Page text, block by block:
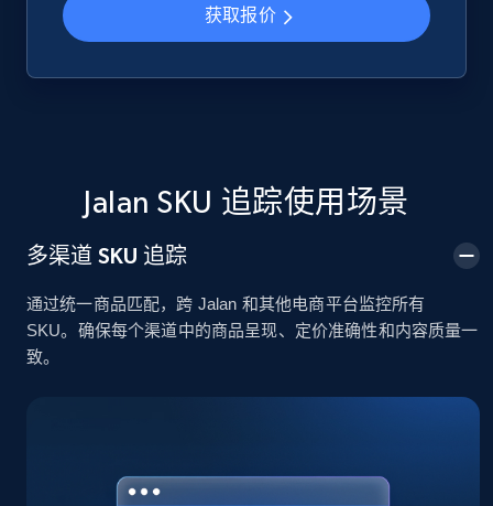
2.4K+ 202+ 立即开始
Google Shopping - collects products from
web using keywords
Rating, Reviews count, Images, Variations, and
2.4K+ 202+ 立即开始
获取报价
Jalan SKU 追踪使用场景
多渠道 SKU 追踪
通过统一商品匹配，跨 Jalan 和其他电商平台监控所有
SKU。确保每个渠道中的商品呈现、定价准确性和内容质量一
致。